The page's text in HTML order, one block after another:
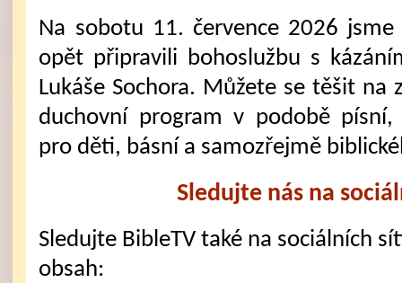
Na sobotu 11. července 2026 jsme
opět připravili bohoslužbu s
Lukáše Sochora. Můžete se těšit na
duchovní program v podobě písní,
pro děti, básní a samozřejmě
Sledujte nás na
Sledujte BibleTV také na sociálních
obsah: